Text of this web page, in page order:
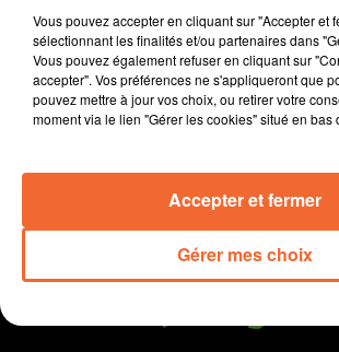
0:00
Vous pouvez accepter en cliquant sur "Accepter et
sélectionnant les finalités et/ou partenaires dans
Vous pouvez également refuser en cliquant sur
accepter". Vos préférences ne s'appliqueront que
pouvez mettre à jour vos choix, ou retirer votre
moment via le lien "Gérer les cookies" situé en bas
Gérer mes choix
Accepter et fermer